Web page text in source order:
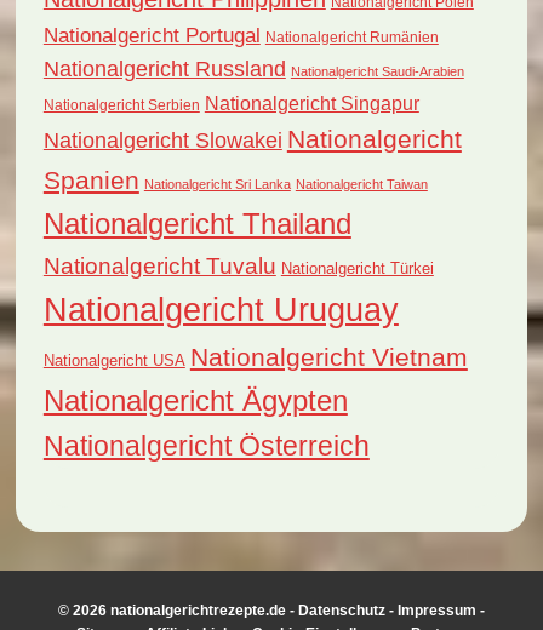
Nationalgericht Portugal Nationalgericht Rumänien
Nationalgericht Russland Nationalgericht Saudi-Arabien
Nationalgericht Serbien Nationalgericht Singapur
Nationalgericht Slowakei Nationalgericht
Spanien Nationalgericht Sri Lanka Nationalgericht Taiwan
Nationalgericht Thailand
Nationalgericht Tuvalu Nationalgericht Türkei
Nationalgericht Uruguay
Nationalgericht USA Nationalgericht Vietnam
Nationalgericht Ägypten
Nationalgericht Österreich
© 2026 nationalgerichtrezepte.de - Datenschutz - Impressum -